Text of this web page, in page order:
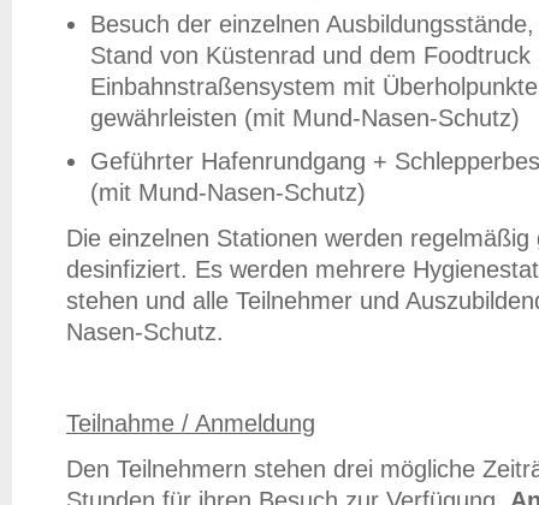
Besuch der einzelnen
Stand von Küstenrad und dem
Einbahnstraßensystem mit
gewährleisten (mit Mund-Nasen-Schutz)
Geführter Hafenrundgang +
(mit Mund-Nasen-Schutz)
Die einzelnen Stationen werden regelmäßig
desinfiziert. Es werden mehrere
stehen und alle Teilnehmer und
Nasen-Schutz.
Teilnahme / Anmeldung
Den Teilnehmern stehen drei mögliche